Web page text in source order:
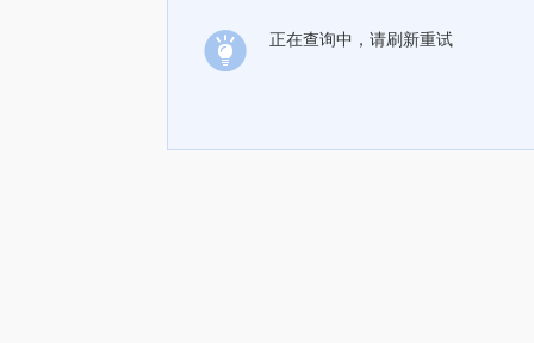
正在查询中，请刷新重试